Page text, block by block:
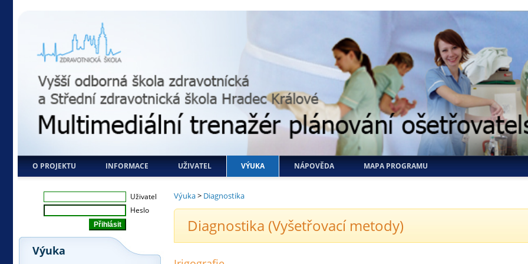
O PROJEKTU INFORMACE UŽIVATEL VÝUKA NÁPOVĚDA MAPA PROGRAMU
Uživatel
Heslo
Výuka
Výuka> Diagnostika
Diagnostika (Vyšetřovací metody)